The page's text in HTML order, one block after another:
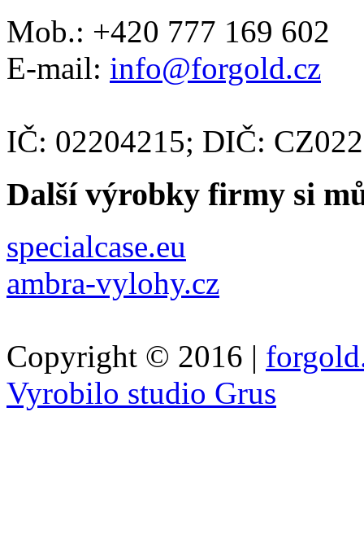
Mob.: +420 777 169 602
E-mail: info@forgold.cz
IČ: 02204215; DIČ:
Další výrobky firmy si
specialcase.eu
ambra-vylohy.cz
Copyright © 2016 |
Vyrobilo studio Grus